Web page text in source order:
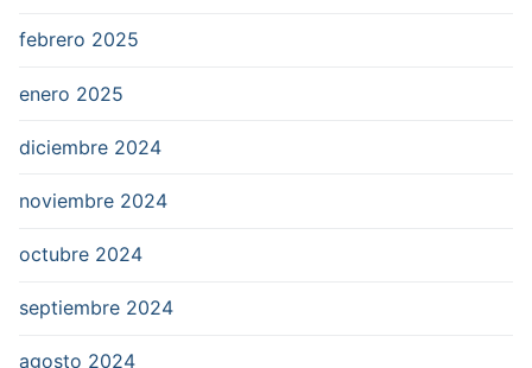
febrero 2025
enero 2025
diciembre 2024
noviembre 2024
octubre 2024
septiembre 2024
agosto 2024